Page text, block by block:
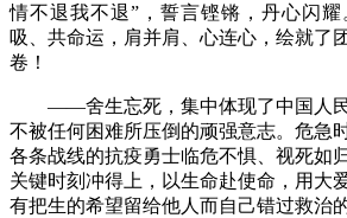
情不退我不退”，誓言铿锵，丹心闪
吸、共命运，肩并肩、心连心，绘就了
卷！
——舍生忘死，集中体现了中国人民
不被任何困难所压倒的顽强意志。危急
各条战线的抗疫勇士临危不惧、视死如
关键时刻冲得上，以生命赴使命，用大
有把生的希望留给他人而自己错过救治